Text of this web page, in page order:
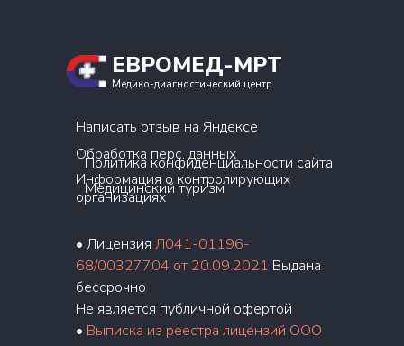
ЕВРОМЕД-МРТ
Медико-диагностический центр
• Лицензия Л041-01196-
68/00327704 от 20.09.2021 Выдана
бессрочно
Не является публичной офертой
• Выписка из реестра лицензий ООО
Написать отзыв на Яндексе
Обработка перс. данных
Политика конфиденциальности сайта
Информация о контролирующих
организациях
Медицинский туризм